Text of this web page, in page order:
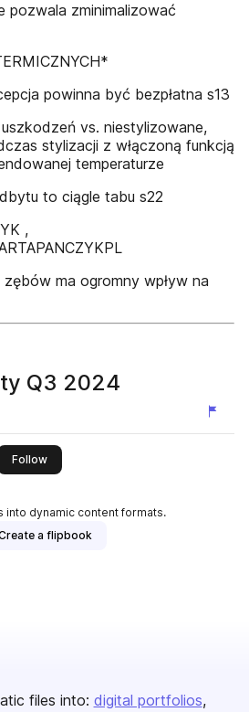
pozwala zminimalizować
powinna być bezpłatna s13
vs. niestylizowane,
stylizacji z włączoną funkcją
temperaturze
to ciągle tabu s22
,
ma ogromny wpływ na
Q3 2024
Followthis publisher
into dynamic content formats.
a flipbook
files into: digital portfolios